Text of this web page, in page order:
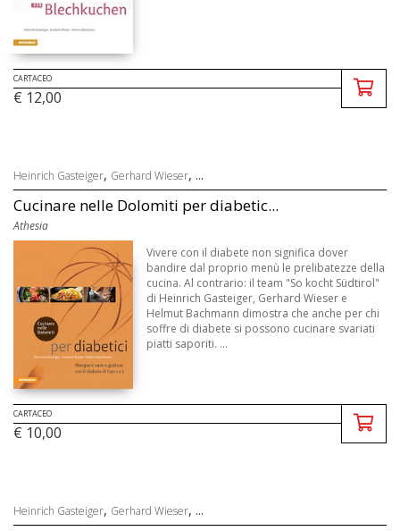
CARTACEO
€ 12,00
Heinrich Gasteiger, Gerhard Wieser, ...
Cucinare nelle Dolomiti per diabetic...
Athesia
Vivere con il diabete non significa dover
bandire dal proprio menù le prelibatezze della
cucina. Al contrario: il team "So kocht Südtirol"
di Heinrich Gasteiger, Gerhard Wieser e
Helmut Bachmann dimostra che anche per chi
soffre di diabete si possono cucinare svariati
piatti saporiti. ...
CARTACEO
€ 10,00
Heinrich Gasteiger, Gerhard Wieser, ...